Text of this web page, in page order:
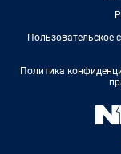
Пользовательское
Политика